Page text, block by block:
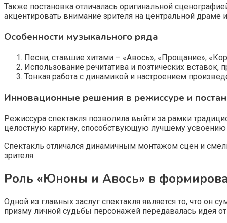
Также постановка отличалась оригинальной
акцентировать внимание зрителя на центральной драме
Особенности музыкального ряда
Песни, ставшие хитами – «Авось», «Прощание»,
Использование речитатива и поэтических
Тонкая работа с динамикой и настроением
Инновационные решения в режиссуре и
Режиссура спектакля позволила выйти за рамки
целостную картину, способствующую лучшему
Спектакль отличался динамичным монтажом сцен и
зрителя.
Роль «Юноны и Авось» в
Одной из главных заслуг спектакля является то, что он
призму личной судьбы персонажей передавалась идея